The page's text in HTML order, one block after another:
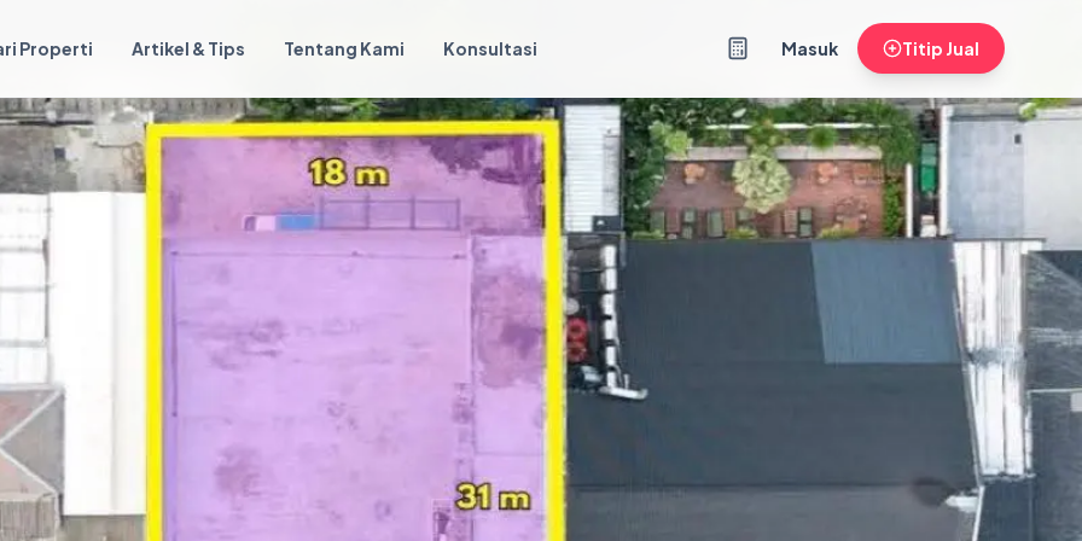
Properti Artikel & Tips Tentang Kami Konsultasi Masuk Titip Jual